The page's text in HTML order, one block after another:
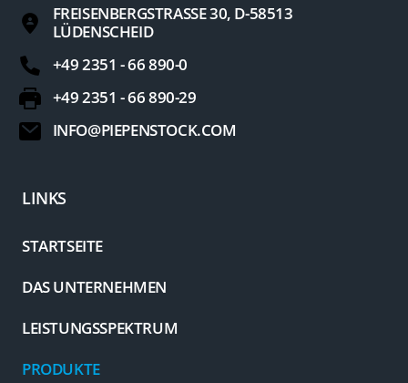
FREISENBERGSTRASSE 30, D-58513 L
ÜDENSCHEID
+49 2351 - 66 890-0
+49 2351 - 66 890-29
INFO@PIEPENSTOCK.COM
LINKS
STARTSEITE
DAS UNTERNEHMEN
LEISTUNGSSPEKTRUM
PRODUKTE